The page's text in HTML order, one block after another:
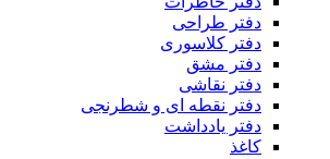
دفتر طراحی
دفتر کلاسوری
دفتر مشق
دفتر نقاشی
دفتر نقطه ای و شطرنجی
دفتر یادداشت
کاغذ